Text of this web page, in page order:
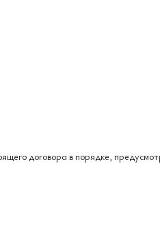
договора в порядке,